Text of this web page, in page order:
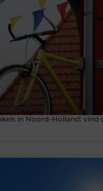
in Noord-Holland: vind